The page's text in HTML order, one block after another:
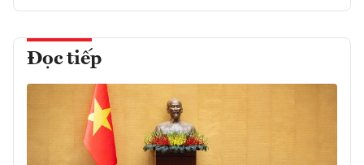
Đọc tiếp